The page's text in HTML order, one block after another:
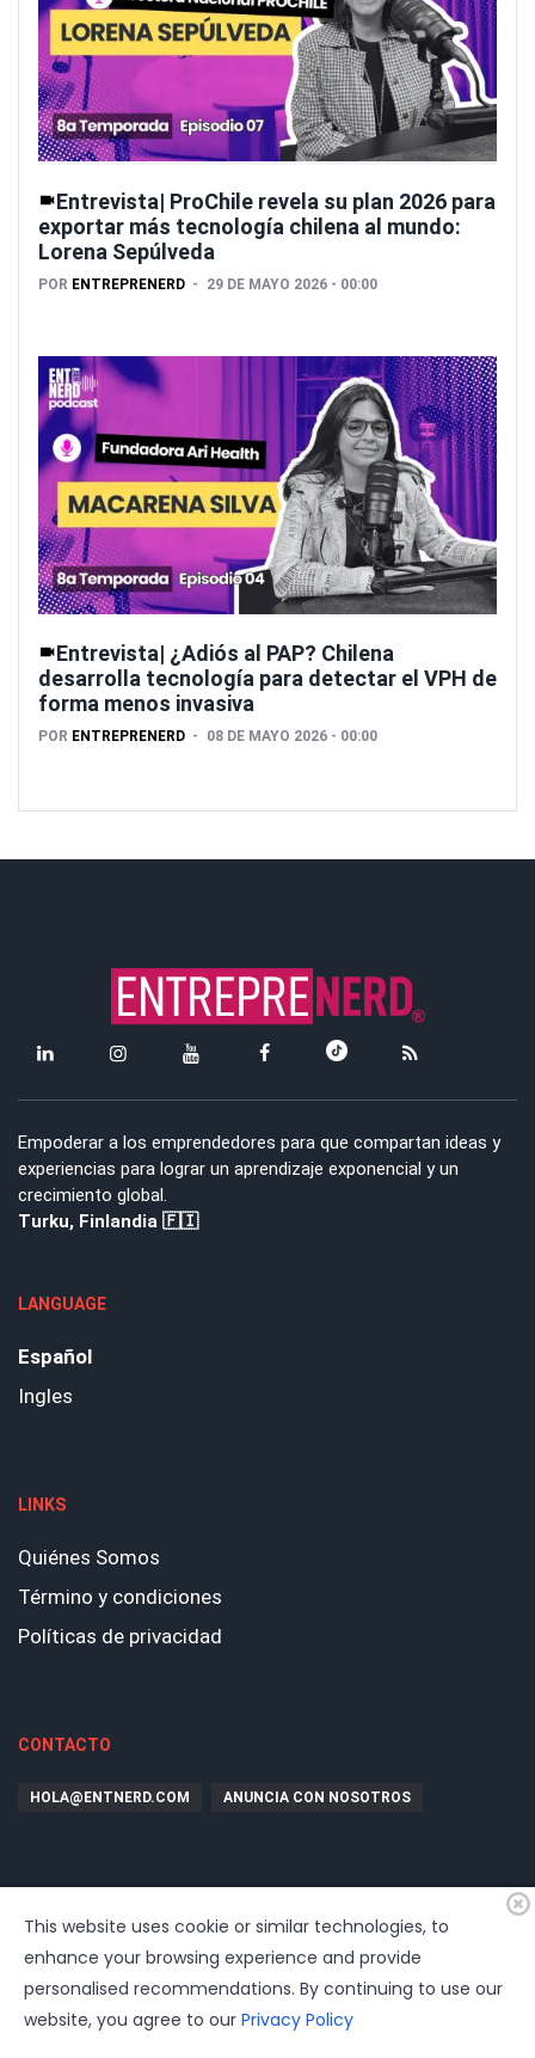
Entrevista| ProChile revela su plan 2026 para
exportar más tecnología chilena al mundo:
Lorena Sepúlveda
POR ENTREPRENERD 29 DE MAYO 2026 - 00:00
Entrevista| ¿Adiós al PAP? Chilena
desarrolla tecnología para detectar el VPH de
forma menos invasiva
POR ENTREPRENERD 08 DE MAYO 2026 - 00:00
Empoderar a los emprendedores para que compartan ideas y
experiencias para lograr un aprendizaje exponencial y un
crecimiento global.
Turku, Finlandia 🇫🇮
LANGUAGE
Español
Ingles
LINKS
Quiénes Somos
Término y condiciones
Políticas de privacidad
CONTACTO
HOLA@ENTNERD.COM ANUNCIA CON NOSOTROS
This website uses cookie or similar technologies, to
enhance your browsing experience and provide
personalised recommendations. By continuing to use our
website, you agree to our Privacy Policy